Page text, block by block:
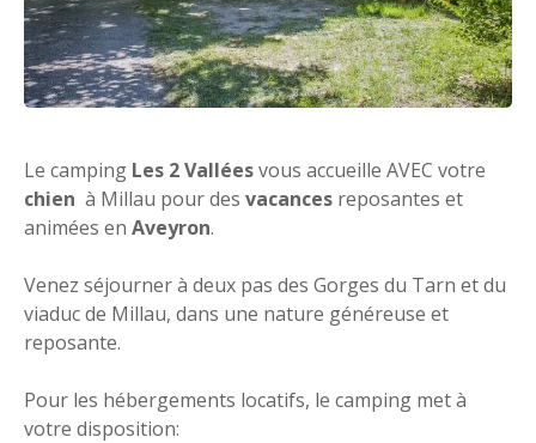
Le camping Les 2 Valléesvous accueille AVEC votre
chien à Millau pour des vacances reposantes et
animées en Aveyron.
Venez séjourner à deux pas des Gorges du Tarn et du
viaduc de Millau, dans une nature généreuse et
reposante.
Pour les hébergements locatifs, le camping met à
votre disposition: